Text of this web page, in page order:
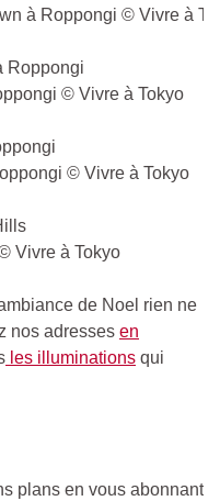
à Roppongi © Vivre à
© Vivre à Tokyo
© Vivre à Tokyo
Vivre à Tokyo
de Noel rien ne
nos adresses en
les illuminations qui
plans en vous abonnant